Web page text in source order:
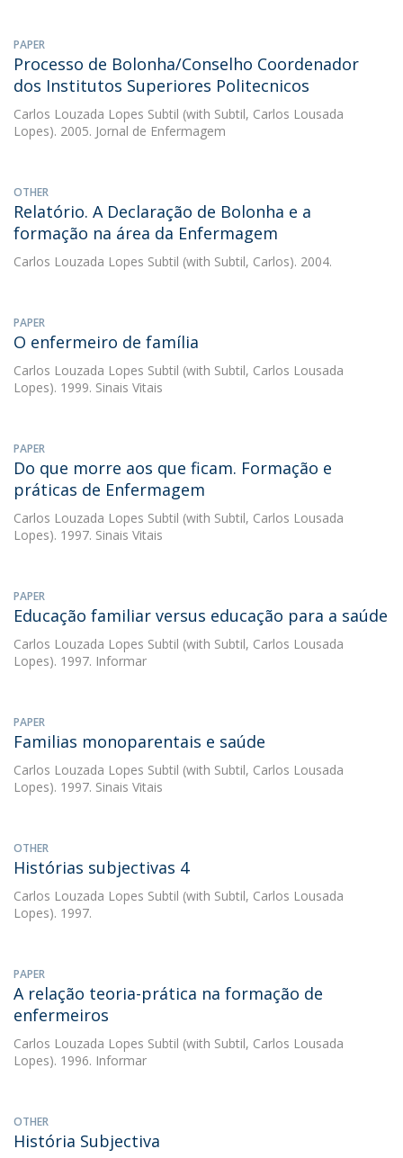
PAPER
Processo de Bolonha/Conselho Coordenador
dos Institutos Superiores Politecnicos
Carlos Louzada Lopes Subtil (with Subtil, Carlos Lousada
Lopes). 2005. Jornal de Enfermagem
OTHER
Relatório. A Declaração de Bolonha e a
formação na área da Enfermagem
Carlos Louzada Lopes Subtil (with Subtil, Carlos). 2004.
PAPER
O enfermeiro de família
Carlos Louzada Lopes Subtil (with Subtil, Carlos Lousada
Lopes). 1999. Sinais Vitais
PAPER
Do que morre aos que ficam. Formação e
práticas de Enfermagem
Carlos Louzada Lopes Subtil (with Subtil, Carlos Lousada
Lopes). 1997. Sinais Vitais
PAPER
Educação familiar versus educação para a saúde
Carlos Louzada Lopes Subtil (with Subtil, Carlos Lousada
Lopes). 1997. Informar
PAPER
Familias monoparentais e saúde
Carlos Louzada Lopes Subtil (with Subtil, Carlos Lousada
Lopes). 1997. Sinais Vitais
OTHER
Histórias subjectivas 4
Carlos Louzada Lopes Subtil (with Subtil, Carlos Lousada
Lopes). 1997.
PAPER
A relação teoria-prática na formação de
enfermeiros
Carlos Louzada Lopes Subtil (with Subtil, Carlos Lousada
Lopes). 1996. Informar
OTHER
História Subjectiva